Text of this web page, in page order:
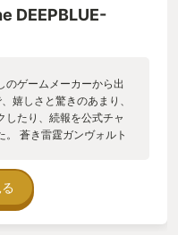
DEEPBLUE-
のゲームメーカーから出
嬉しさと驚きのあまり、
したり、続報を公式チャ
。 蒼き雷霆ガンヴォルト
・ザ・ムーンをプレイし
クションのクオリティの
発売前から期待でいっぱ